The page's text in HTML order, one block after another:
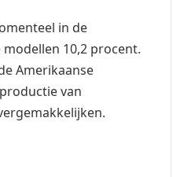
in de
10,2 procent.
Amerikaanse
van